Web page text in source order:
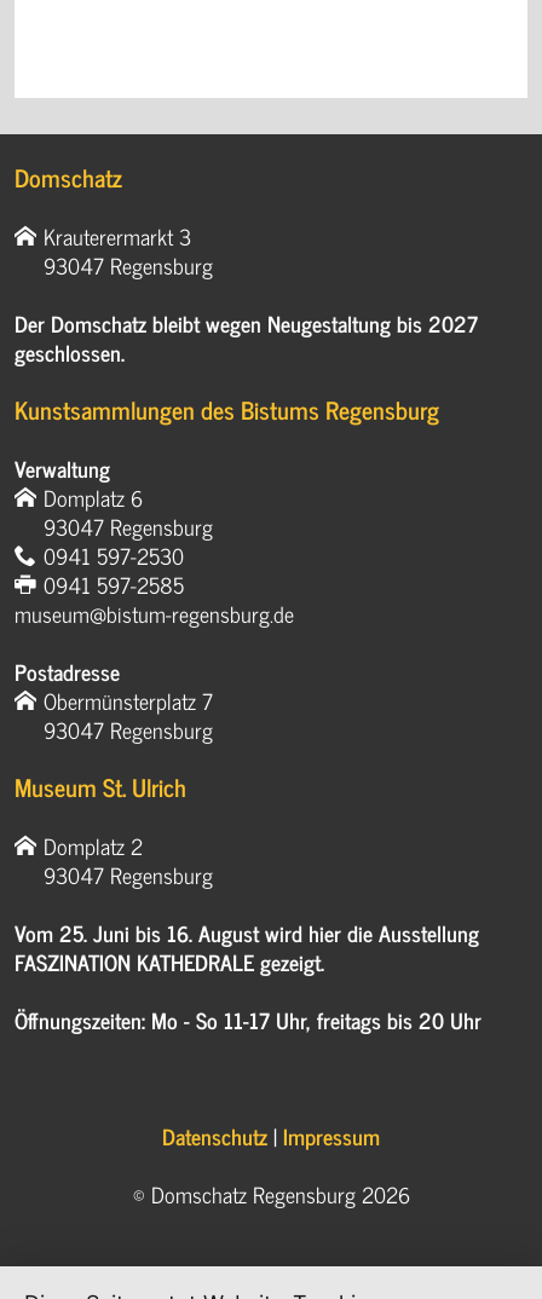
Domschatz
Krauterermarkt 3
93047 Regensburg
Der Domschatz bleibt wegen Neugestaltung bis 2027
geschlossen.
Kunstsammlungen des Bistums Regensburg
Verwaltung
Domplatz 6
93047 Regensburg
0941 597-2530
0941 597-2585
museum@bistum-regensburg.de
Postadresse
Obermünsterplatz 7
93047 Regensburg
Museum St. Ulrich
Domplatz 2
93047 Regensburg
Vom 25. Juni bis 16. August wird hier die Ausstellung
FASZINATION KATHEDRALE gezeigt.
Öffnungszeiten: Mo - So 11-17 Uhr, freitags bis 20 Uhr
Datenschutz|Impressum
© Domschatz Regensburg 2026